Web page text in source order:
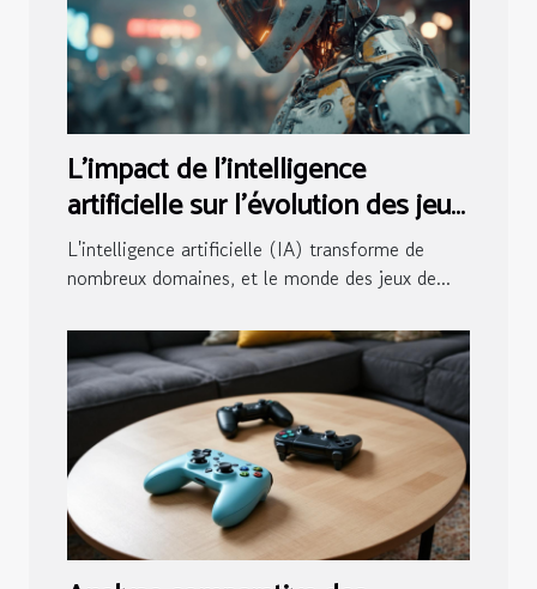
L'impact de l'intelligence
artificielle sur l'évolution des jeux
de stratégie
L'intelligence artificielle (IA) transforme de
nombreux domaines, et le monde des jeux de...